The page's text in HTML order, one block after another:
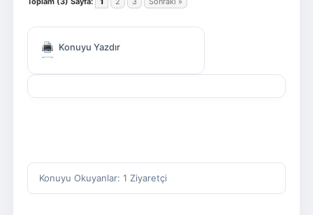
Konuyu Yazdır
Konuyu Okuyanlar: 1 Ziyaretçi